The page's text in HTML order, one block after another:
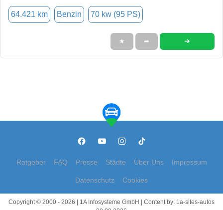
64.421 km Benzin 70 kw (95 PS)
★ ➦ ➜
Ratgeber FAQ Presse Städte Über Uns Impressum
Datenschutz Cookies
Copyright © 2000 - 2026 | 1A Infosysteme GmbH | Content by: 1a-sites-autos